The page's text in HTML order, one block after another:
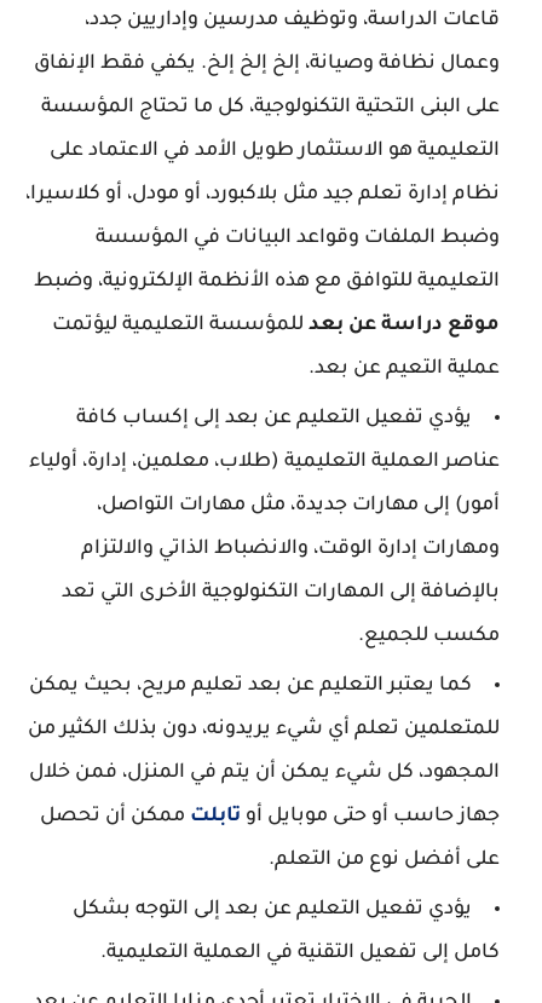
قاعات الدراسة، وتوظيف مدرسين وإداريين جدد،
وعمال نظافة وصيانة، إلخ إلخ إلخ. يكفي فقط الإنفاق
على البنى التحتية التكنولوجية، كل ما تحتاج المؤسسة
التعليمية هو الاستثمار طويل الأمد في الاعتماد على
نظام إدارة تعلم جيد مثل بلاكبورد، أو مودل، أو كلاسيرا،
وضبط الملفات وقواعد البيانات في المؤسسة
التعليمية للتوافق مع هذه الأنظمة الإلكترونية، وضبط
موقع دراسة عن بعد للمؤسسة التعليمية ليؤتمت
عملية التعيم عن بعد.
يؤدي تفعيل التعليم عن بعد إلى إكساب كافة
عناصر العملية التعليمية (طلاب، معلمين، إدارة، أولياء
أمور) إلى مهارات جديدة، مثل مهارات التواصل،
ومهارات إدارة الوقت، والانضباط الذاتي والالتزام
بالإضافة إلى المهارات التكنولوجية الأخرى التي تعد
مكسب للجميع.
كما يعتبر التعليم عن بعد تعليم مريح، بحيث يمكن
للمتعلمين تعلم أي شيء يريدونه، دون بذلك الكثير من
المجهود، كل شيء يمكن أن يتم في المنزل، فمن خلال
جهاز حاسب أو حتى موبايل أو تابلت ممكن أن تحصل
على أفضل نوع من التعلم.
يؤدي تفعيل التعليم عن بعد إلى التوجه بشكل
كامل إلى تفعيل التقنية في العملية التعليمية.